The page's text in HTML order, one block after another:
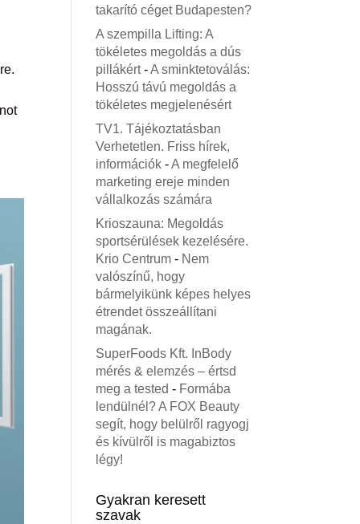
takarító céget Budapesten?
A szempilla Lifting: A
tökéletes megoldás a dús
pillákért-A sminktetoválás:
Hosszú távú megoldás a
tökéletes megjelenésért
TV1. Tájékoztatásban
Verhetetlen. Friss hírek,
információk -A megfelelő
marketing ereje minden
vállalkozás számára
Krioszauna: Megoldás
sportsérülések kezelésére.
Krio Centrum - Nem
valószínű, hogy
bármelyikünk képes helyes
étrendet összeállítani
magának.
SuperFoods Kft. InBody
mérés & elemzés – értsd
meg a tested - Formába
lendülnél? A FOX Beauty
segít, hogy belülről ragyogj
és kívülről is magabiztos
légy!
Gyakran keresett
szavak